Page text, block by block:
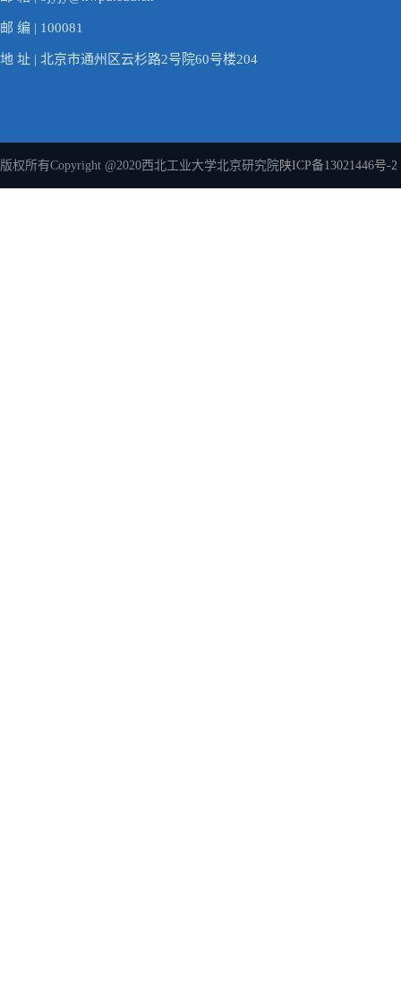
邮 编 | 100081
地 址 | 北京市通州区云杉路2号院60号楼204
版权所有Copyright @2020西北工业大学北京研究院陕ICP备13021446号-2